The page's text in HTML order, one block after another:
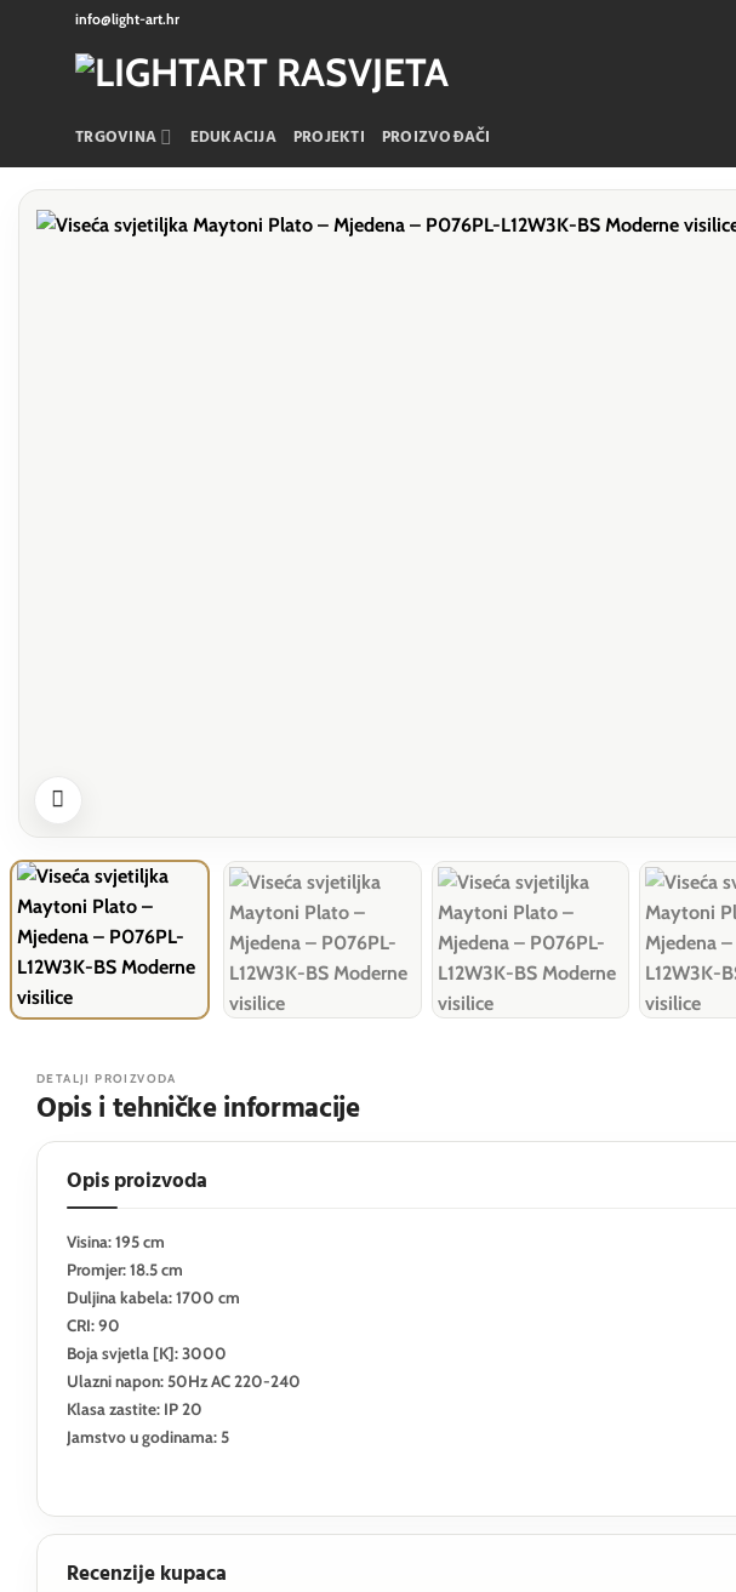
info@light-art.hr
TRGOVINA EDUKACIJA PROJEKTI PROIZVOĐAČI
DETALJI PROIZVODA
Opis i tehničke informacije
Opis proizvoda
Visina: 195 cm
Promjer: 18.5 cm
Duljina kabela: 1700 cm
CRI: 90
Boja svjetla [K]: 3000
Ulazni napon: 50Hz AC 220-240
Klasa zastite: IP 20
Jamstvo u godinama: 5
Recenzije kupaca